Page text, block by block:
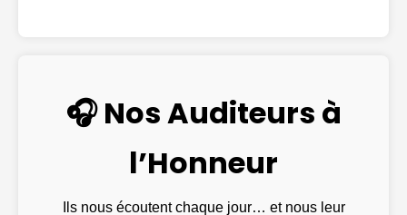
🎧 Nos Auditeurs à
l’Honneur
Ils nous écoutent chaque jour… et nous leur